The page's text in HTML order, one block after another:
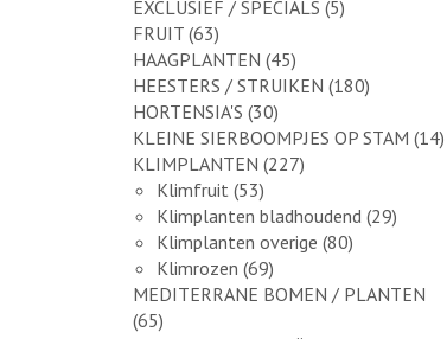
EXCLUSIEF / SPECIALS (5)
FRUIT (63)
HAAGPLANTEN (45)
HEESTERS / STRUIKEN (180)
HORTENSIA'S (30)
KLEINE SIERBOOMPJES OP STAM (14)
KLIMPLANTEN (227)
Klimfruit (53)
Klimplanten bladhoudend (29)
Klimplanten overige (80)
Klimrozen (69)
MEDITERRANE BOMEN / PLANTEN
(65)